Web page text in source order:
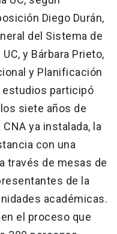
Diego Durán,
del Sistema de
y Bárbara Prieto,
y Planificación
estudios participó
siete años de
ya instalada, la
con una
través de mesas de
de la
académicas.
el proceso que